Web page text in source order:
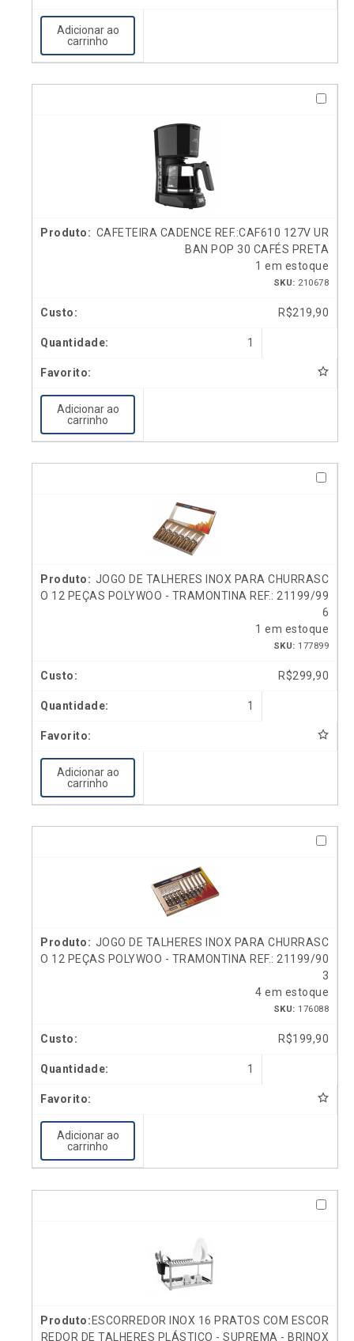
Adicionar ao
carrinho
CAFETEIRA CADENCE REF.:CAF610 127V UR
BAN POP 30 CAFÉS PRETA
1 em estoque
SKU: 210678
R$219,90
1
Adicionar ao
carrinho
JOGO DE TALHERES INOX PARA CHURRASC
O 12 PEÇAS POLYWOO - TRAMONTINA REF.: 21199/99
6
1 em estoque
SKU: 177899
R$299,90
1
Adicionar ao
carrinho
JOGO DE TALHERES INOX PARA CHURRASC
O 12 PEÇAS POLYWOO - TRAMONTINA REF.: 21199/90
3
4 em estoque
SKU: 176088
R$199,90
1
Adicionar ao
carrinho
ESCORREDOR INOX 16 PRATOS COM ESCOR
REDOR DE TALHERES PLÁSTICO - SUPREMA - BRINOX